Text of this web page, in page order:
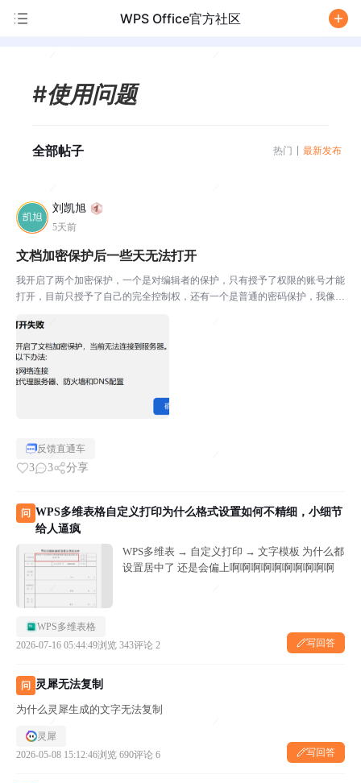
WPS Office官方社区
#使用问题
全部帖子 热门 最新发布
刘凯旭
5天前
文档加密保护后一些天无法打开
我开启了两个加密保护，一个是对编辑者的保护，只有授予了权限的账号才能
打开，目前只授予了自己的完全控制权，还有一个是普通的密码保护，我像往
下图后续我尝试在手机上打开，却也收到了 “no re...
反馈直通车
3 3 分享
问 WPS多维表格自定义打印为什么格式设置如何不精细，小细节
给人逼疯
WPS多维表 → 自定义打印 → 文字模板 为什么都
设置居中了 还是会偏上啊啊啊啊啊啊啊啊啊啊
WPS多维表格
2026-07-16 05:44:49浏览 343评论 2 写回答
问 灵犀无法复制
为什么灵犀生成的文字无法复制
灵犀
2026-05-08 15:12:46浏览 690评论 6 写回答